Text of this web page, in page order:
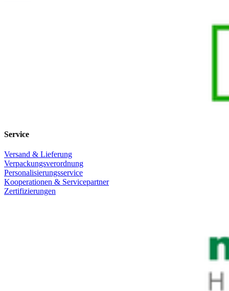
Service
Versand & Lieferung
Verpackungsverordnung
Personalisierungsservice
Kooperationen & Servicepartner
Zertifizierungen